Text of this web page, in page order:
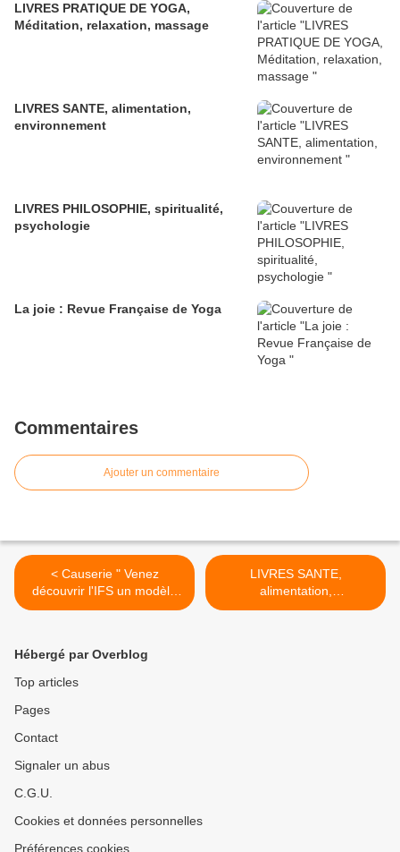
LIVRES PRATIQUE DE YOGA,
Méditation, relaxation, massage
LIVRES SANTE, alimentation,
environnement
LIVRES PHILOSOPHIE, spiritualité,
psychologie
La joie : Revue Française de Yoga
Commentaires
Ajouter un commentaire
< Causerie " Venez
découvrir l'IFS un modèle
de psyhothérapie, une
LIVRES SANTE,
alimentation,
environnement >
Hébergé par Overblog
Top articles
Pages
Contact
Signaler un abus
C.G.U.
Cookies et données personnelles
Préférences cookies